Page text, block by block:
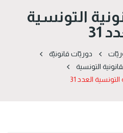
التونسية
31
دوریّات قانونیّة
التونسية
العدد 31